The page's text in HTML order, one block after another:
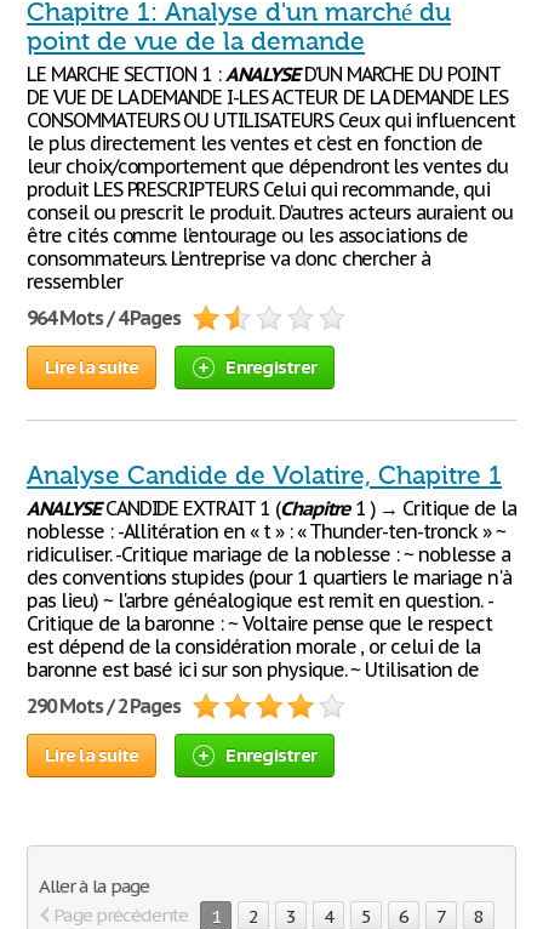
Chapitre 1: Analyse d'un marché du
point de vue de la demande
LE MARCHE SECTION 1 :ANALYSED’UN MARCHE DU POINT
DE VUE DE LA DEMANDE I-LES ACTEUR DE LA DEMANDE LES
CONSOMMATEURS OU UTILISATEURS Ceux qui influencent
le plus directement les ventes et c’est en fonction de
leur choix/comportement que dépendront les ventes du
produit LES PRESCRIPTEURS Celui qui recommande, qui
conseil ou prescrit le produit. D’autres acteurs auraient ou
être cités comme l’entourage ou les associations de
consommateurs. L’entreprise va donc chercher à
ressembler
964 Mots / 4 Pages
Lire la suite Enregistrer
Analyse Candide de Volatire, Chapitre 1
ANALYSECANDIDE EXTRAIT 1 (Chapitre1 ) → Critique de la
noblesse : -Allitération en « t » : « Thunder-ten-tronck » ~
ridiculiser. -Critique mariage de la noblesse : ~ noblesse a
des conventions stupides (pour 1 quartiers le mariage n'à
pas lieu) ~ l'arbre généalogique est remit en question. -
Critique de la baronne : ~ Voltaire pense que le respect
est dépend de la considération morale , or celui de la
baronne est basé ici sur son physique. ~ Utilisation de
290 Mots / 2 Pages
Lire la suite Enregistrer
Aller à la page
Page précédente
1 2 3 4 5 6 7 8